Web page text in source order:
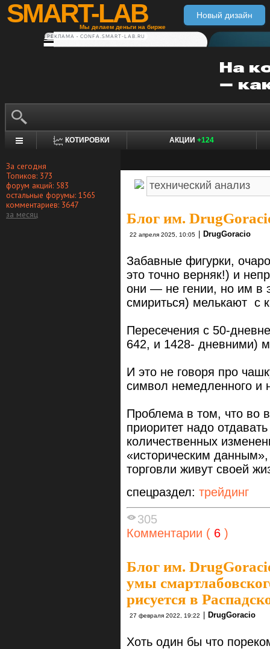
SMART-LAB
Мы делаем деньги на бирже
Новый дизайн
РЕКЛАМА • CONFA.SMART-LAB.RU
КОТИРОВКИ АКЦИИ +124
За сегодня
Топиков: 373
форум акций: 583
остальные форумы: 1565
комментариев: 3647
за месяц
Блог им.
22 апреля 2025, 10:05 DrugGoracio
Забавные фигурки,
это точно верняк!) и
они — не гении, но им в
смириться) мелькают с
Пересечения с 50-
642, и 1428- дневними)
И это не говоря про
символ немедленного и
Проблема в том, что во
приоритет надо
количественных
«историческим
торговли живут своей
спецраздел: трейдинг
305
Комментарии ( 6 )
Блог им.
умы
рисуется в
27 февраля 2022, 19:22 | DrugGoracio
Хоть один бы что